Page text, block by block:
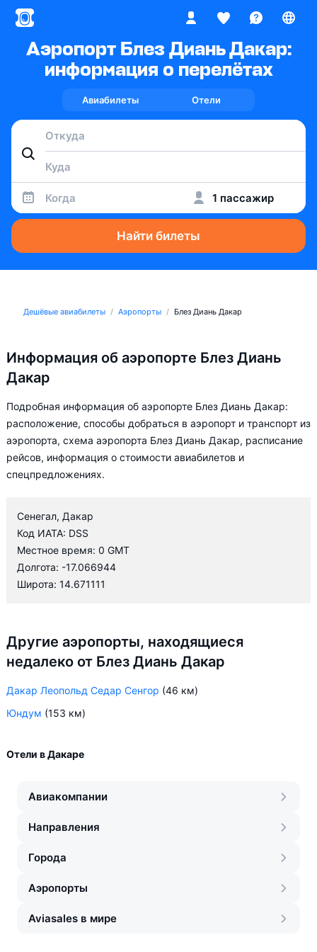
Аэропорт Блез Диань Дакар:
информация о перелётах
Авиабилеты Отели
Когда 1 пассажир
Найти билеты
Дешёвые авиабилеты Аэропорты Блез Диань Дакар
Информация об аэропорте Блез Диань
Дакар
Подробная информация об аэропорте Блез Диань Дакар:
расположение, способы добраться в аэропорт и транспорт из
аэропорта, схема аэропорта Блез Диань Дакар, расписание
рейсов, информация о стоимости авиабилетов и
спецпредложениях.
Сенегал, Дакар
Код ИАТА: DSS
Местное время: 0 GMT
Долгота: -17.066944
Широта: 14.671111
Другие аэропорты, находящиеся
недалеко от Блез Диань Дакар
Дакар Леопольд Седар Сенгор (46 км)
Юндум (153 км)
Отели в Дакаре
Авиакомпании
Направления
Города
Аэропорты
Aviasales в мире